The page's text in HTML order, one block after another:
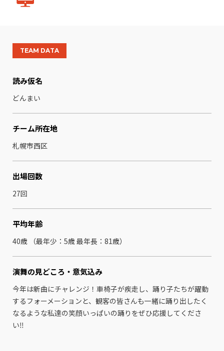
TEAM DATA
読み仮名
どんまい
チーム所在地
札幌市西区
出場回数
27回
平均年齢
40歳 （最年少：5歳 最年⻑：81歳）
演舞の見どころ・ 意気込み
今年は新曲にチャレンジ！車椅子が疾走し、踊り子たちが躍動
するフォーメーションと、観客の皆さんも一緒に踊り出したく
なるような私達の笑顔いっぱいの踊りをぜひ応援してくださ
い‼︎